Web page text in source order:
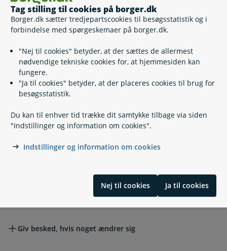
Tag stilling til cookies på borger.dk
Borger.dk sætter tredjepartscookies til besøgsstatistik og i
forbindelse med spørgeskemaer på borger.dk.
"Nej til cookies" betyder, at der sættes de allermest
nødvendige tekniske cookies for, at hjemmesiden kan
fungere.
"Ja til cookies" betyder, at der placeres cookies til brug for
besøgsstatistik.
Du kan til enhver tid trække dit samtykke tilbage via siden
"Indstillinger og information om cookies".
Indstillinger og information om cookies
Nej til cookies Ja til cookies
Hvornår får jeg pengene?
Særlige situationer
Særlige situationer
Jeg er selvstændig
Jeg er afskediget eller har sagt op
Hvis du vil vide mere
Hvis du vil vide mere
Giv besked, hvis noget ændrer sig